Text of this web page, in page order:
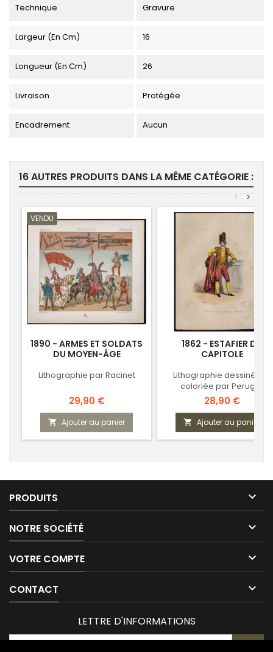
Technique Gravure
Largeur (en Cm) 16
Longueur (en Cm) 26
Livraison Protégée
Encadrement Aucun
16 AUTRES PRODUITS DANS LA MÊME CATÉGORIE :
>
<
VENDU
1890 - ARMES ET SOLDATS
DU MOYEN-ÂGE
Lithographie par Racinet
Prix
29,90 €
 Ajouter au panier
1862 - ESTAFIER DU
CAPITOLE
Lithographie dessinée et
coloriée par Perugini
Prix
28,90 €
 Ajouter au panier
PRODUITS 
NOTRE SOCIÉTÉ 
VOTRE COMPTE 
CONTACT 
LETTRE D'INFORMATIONS